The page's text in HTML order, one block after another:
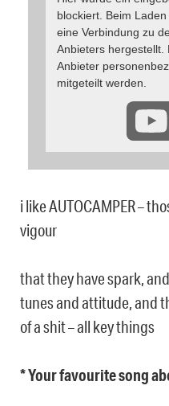
blockiert. Beim
eine Verbindung zu
Anbieters hergestellt.
Anbieter
mitgeteilt werden.
i like AUTOCAMPER –
vigour
that they have spark,
tunes and attitude, and
of a shit – all key things
* Your favourite song